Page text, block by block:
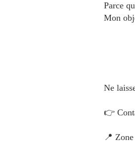
Parce
Mon
Ne
👉
📍